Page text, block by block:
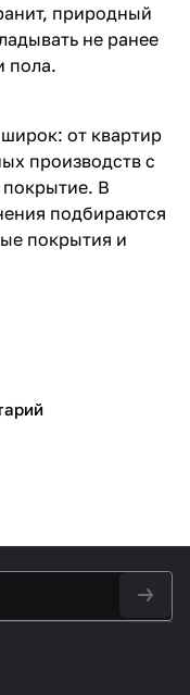
природный
не ранее
пола.
от квартир
производств с
В
подбираются
покрытия и